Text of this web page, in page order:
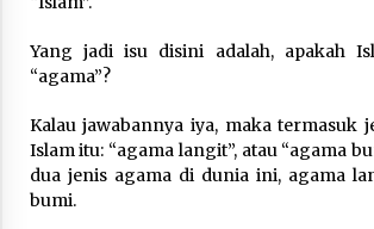
Kepemimpinan Bisnis
Eksistensi Iran dalam Tiga
Aliansi Yahudi dan Kristen
Nubuwwat
Yang jadi isu disini adalah, apakah
“agama”?
Kalau jawabannya iya, maka termasuk
Islam itu: “agama langit”, atau “agama
dua jenis agama di dunia ini, agama
bumi.